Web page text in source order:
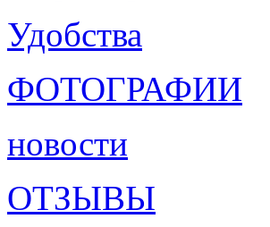
Удобства
ФОТОГРАФИИ
новости
ОТЗЫВЫ